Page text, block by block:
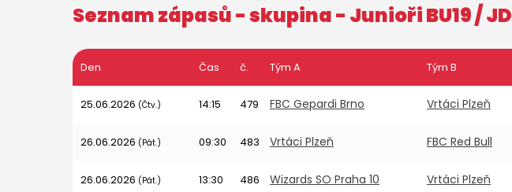
Seznam zápasů - skupina - Junioři BU19/ JD
Den Čas č. Tým A Tým B
25.06.2026 (Čtv.) 14:15 479 FBC Gepardi Brno Vrtáci Plzeň
26.06.2026 (Pát.) 09:30 483 Vrtáci Plzeň FBC Red Bull
26.06.2026 (Pát.) 13:30 486 Wizards SO Praha 10 Vrtáci Plzeň